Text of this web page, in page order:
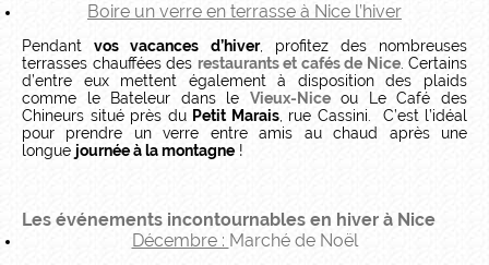
Boire un verre en terrasse à Nice l’hiver
Pendantvos vacances d’hiver, profitez des nombreuses
terrasses chauffées des restaurants et cafés de Nice. Certains
d’entre eux mettent également à disposition des plaids
comme le Bateleur dans le Vieux-Niceou Le Café des
Chineurs situé près du Petit Marais, rue Cassini. C’est l’idéal
pour prendre un verre entre amis au chaud après une
longue journée à la montagne !
Les événements incontournables en hiver à Nice
Décembre : Marché de Noël